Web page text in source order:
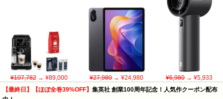
¥107,782→ ¥89,000 ¥27,980→ ¥24,980 ¥6,980→ ¥5,933
【最終日】【ほぼ全巻39%OFF】 集英社 創業100周年記念！人気作クーポン配布